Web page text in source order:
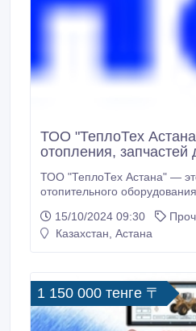
ТОО "ТеплоТех
отопления, запчастей
ТОО "ТеплоТех Астана" —
отопительного
ассортимент продукции:
горелки, газовые, настенные, чугунные и дизельные
запасные части для
15/10/2024 09:30
Казахстан, Астана
1 150 000 тенге 〒